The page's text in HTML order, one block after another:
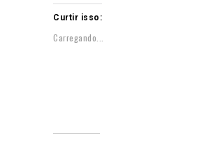
Curtir isso:
Carregando...